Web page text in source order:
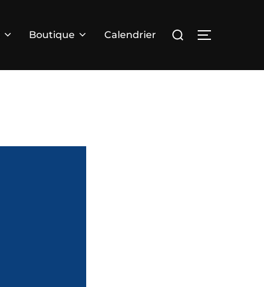
Boutique Calendrier
PERMUTER